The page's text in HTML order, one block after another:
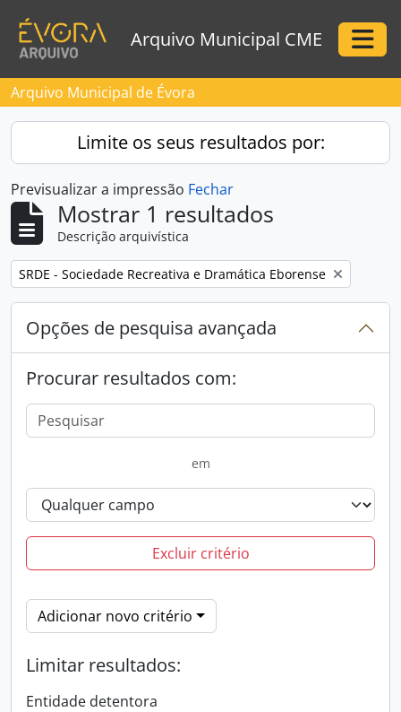
Arquivo Municipal CME
Arquivo Municipal de Évora
Limite os seus resultados por:
Previsualizar a impressão Fechar
Mostrar 1 resultados
Descrição arquivística
Remove filter:
SRDE - Sociedade Recreativa e Dramática Eborense
Opções de pesquisa avançada
Procurar resultados com:
em
Excluir critério
Adicionar novo critério
Limitar resultados:
Entidade detentora